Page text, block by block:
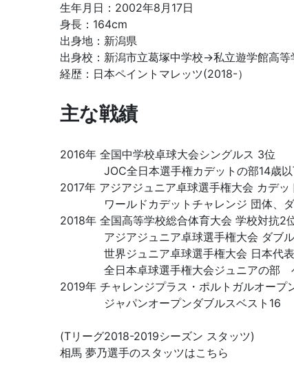
生年月日：2002年8月17日
身長：164cm
出身地：新潟県
出身校：新潟市立葛塚中学校→私立遊学館高等
経歴：日本ペイントマレッツ(2018-）
主な戦績
2016年 全国中学校卓球大会シングルス 3位
JOC全日本選手権カデットの部14歳以
2017年 アジアジュニア卓球選手権大会 カデッ
ワールドカデットチャレンジ 団体、ダ
2018年 全国高等学校総合体育大会 学校対抗2
アジアジュニア卓球選手権大会 ダブル
世界ジュニア卓球選手権大会 日本代表
全日本卓球選手権大会ジュニアの部
2019年 チャレンジプラス・ポルトガルオープ
ジャパンオープンダブルスベスト16
(Tリーグ2018-2019シーズン スタッツ)
相馬 夢乃選手のスタッツはこちら